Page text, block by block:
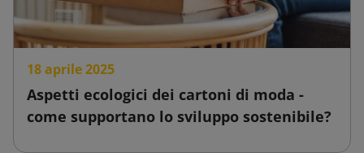
18 aprile 2025
Aspetti ecologici dei cartoni di moda -
come supportano lo sviluppo sostenibile?